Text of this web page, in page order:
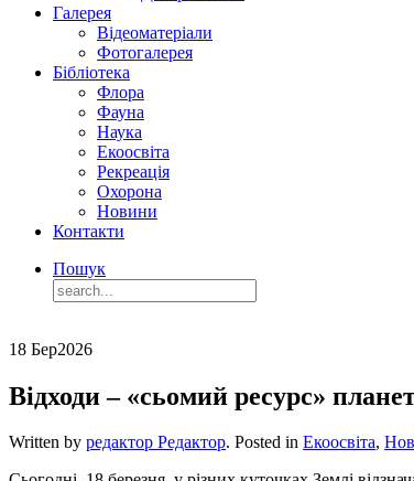
Галерея
Відеоматеріали
Фотогалерея
Бібліотека
Флора
Фауна
Наука
Екоосвіта
Рекреація
Охорона
Новини
Контакти
Пошук
18 Бер2026
Відходи – «сьомий ресурс»
Written by редактор Редактор. Posted in Екоосвіта,